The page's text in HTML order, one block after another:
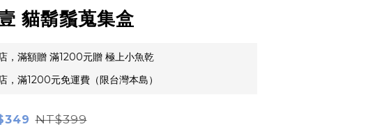
貓鬍鬚蒐集盒
，滿額贈 滿1200元贈 極上小魚乾
，滿1200元免運費（限台灣本島）
NT$399